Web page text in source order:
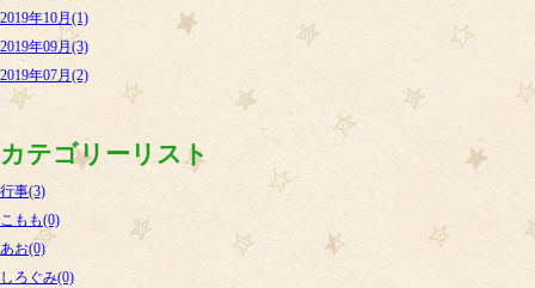
2019年10月(1)
2019年09月(3)
2019年07月(2)
カテゴリーリスト
行事(3)
こもも(0)
あお(0)
しろぐみ(0)